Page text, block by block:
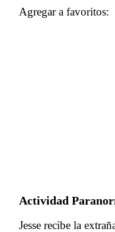
Agregar a
Actividad
Jesse recibe la